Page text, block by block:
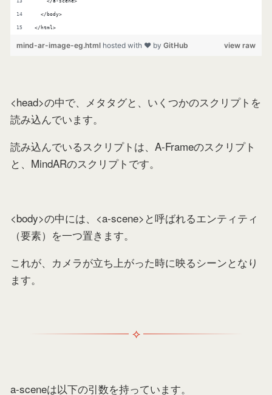
  </body>
</html>
view raw
mind-ar-image-eg.html hosted with ❤ by GitHub
<head>の中で、メタタグと、いくつかのスクリプトを
読み込んでいます。
読み込んでいるスクリプトは、A-Frameのスクリプト
と、MindARのスクリプトです。
<body>の中には、<a-scene>と呼ばれるエンティティ
（要素）を一つ置きます。
これが、カメラが立ち上がった時に映るシーンとなり
ます。
a-sceneは以下の引数を持っています。